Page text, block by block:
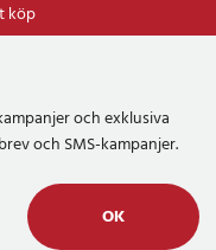
köp
och exklusiva
och SMS-kampanjer.
OK